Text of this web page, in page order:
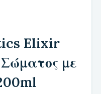
Elixir
με